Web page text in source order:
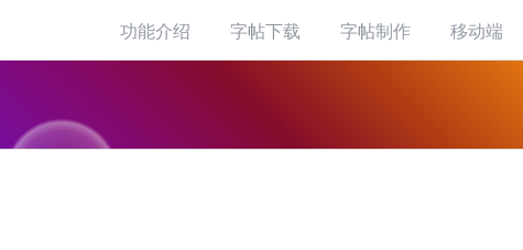
功能介绍 字帖下载 字帖制作 移动端